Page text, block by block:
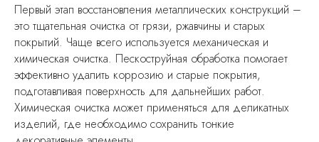
Первый этап восстановления металлических конструкций –
это тщательная очистка от грязи, ржавчины и старых
покрытий. Чаще всего используется механическая и
химическая очистка. Пескоструйная обработка помогает
эффективно удалить коррозию и старые покрытия,
подготавливая поверхность для дальнейших работ.
Химическая очистка может применяться для деликатных
изделий, где необходимо сохранить тонкие